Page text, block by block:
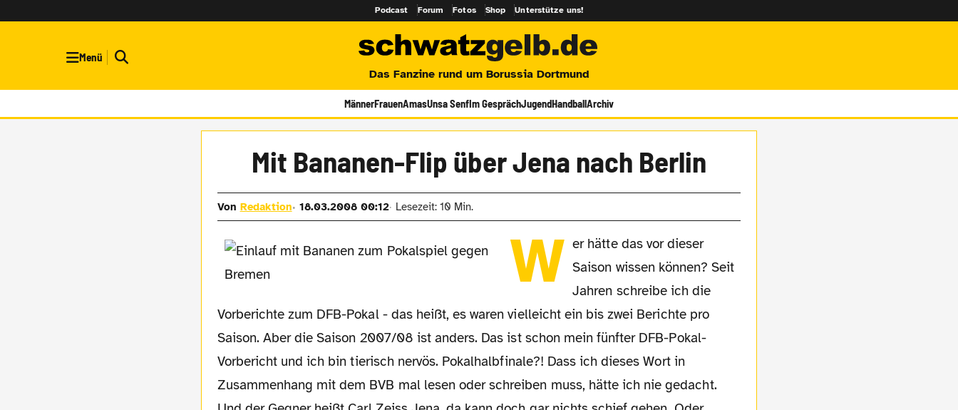
Podcast Forum Fotos Shop Unterstütze uns!
Menü
Das Fanzine rund um Borussia Dortmund
MännerFrauenAmasUnsa SenfIm GesprächJugendHandballArchiv
Mit Bananen-Flip über Jena nach Berlin
Von Redaktion 18.03.2008 00:12 Lesezeit: 10 Min.
W er hätte das vor dieser
Saison wissen können? Seit
Jahren schreibe ich die
Vorberichte zum DFB-Pokal - das heißt, es waren vielleicht ein bis zwei Berichte pro
Saison. Aber die Saison 2007/08 ist anders. Das ist schon mein fünfter DFB-Pokal-
Vorbericht und ich bin tierisch nervös. Pokalhalbfinale?! Dass ich dieses Wort in
Zusammenhang mit dem BVB mal lesen oder schreiben muss, hätte ich nie gedacht.